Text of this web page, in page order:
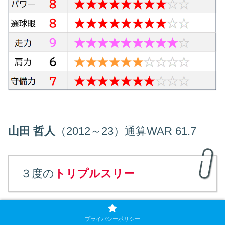
山田 哲人 （2012～23）通算WAR 61.7
３度の トリプルスリー
プライバシーポリシー